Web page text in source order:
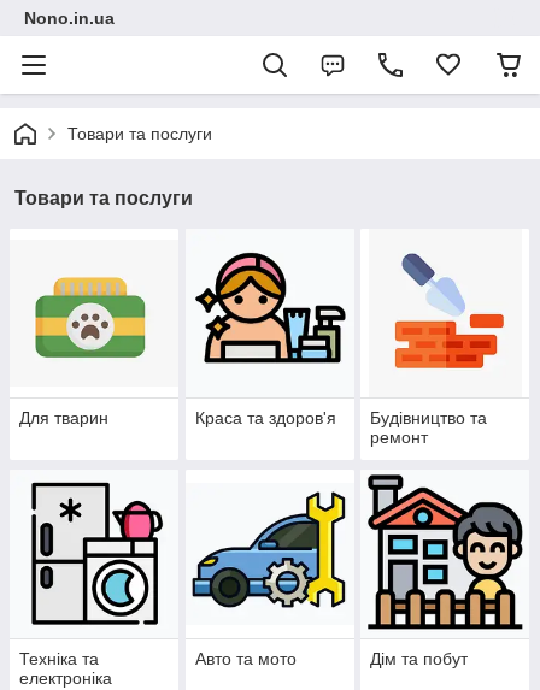
Nono.in.ua
Товари та послуги
Товари та послуги
Для тварин Краса та здоров'я
Будівництво та
ремонт
Техніка та
електроніка
Авто та мото Дім та побут